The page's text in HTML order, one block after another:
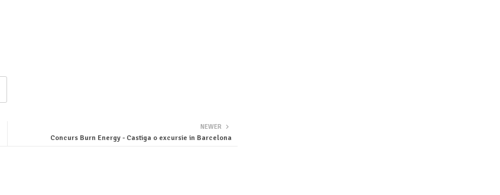
NEWER
Concurs Burn Energy - Castiga o excursie in Barcelona